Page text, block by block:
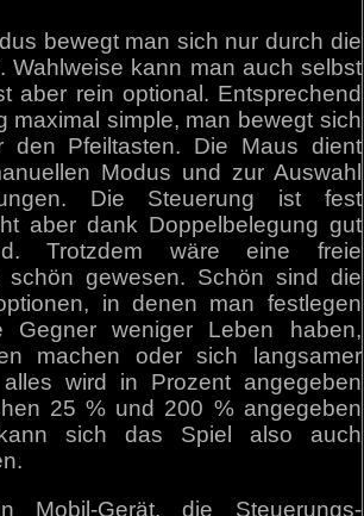
bewegt man sich nur durch die
Wahlweise kann man auch selbst
aber rein optional. Entsprechend
maximal simple, man bewegt sich
den Pfeiltasten. Die Maus dient
Modus und zur Auswahl
Die Steuerung ist fest
aber dank Doppelbelegung gut
Trotzdem wäre eine freie
schön gewesen. Schön sind die
in denen man festlegen
Gegner weniger Leben haben,
machen oder sich langsamer
wird in Prozent angegeben
25 % und 200 % angegeben
sich das Spiel also auch
Mobil-Gerät, die Steuerungs-